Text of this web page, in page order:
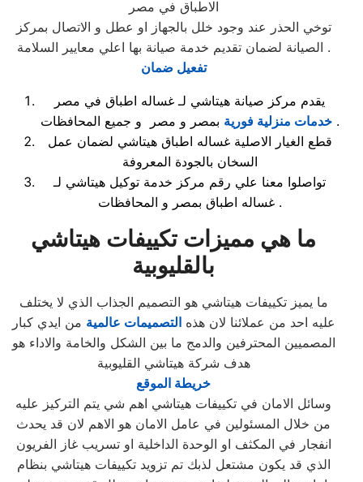
الاطباق في مصر
توخي الحذر عند وجود خلل بالجهاز او عطل و الاتصال بمركز
الصيانة لضمان تقديم خدمة صيانة بها اعلي معايير السلامة .
تفعيل ضمان
يقدم مركز صيانة هيتاشي لـ غساله اطباق في مصر
خدمات منزلية فوريةبمصر و مصر و جميع المحافظات .
قطع الغيار الاصلية غساله اطباق هيتاشي لضمان عمل
السخان بالجودة المعروفة
تواصلوا معنا علي رقم مركز خدمة توكيل هيتاشي لـ
غساله اطباق بمصر و المحافظات .
ما هي مميزات تكييفات هيتاشي
بالقليوبية
ما يميز تكييفات هيتاشي هو التصميم الجذاب الذي لا يختلف
عليه احد من عملائنا لان هذهالتصميمات عالمية من ايدي كبار
المصميين المحترفين والدمج ما بين الشكل والخامة والاداء هو
هدف شركة هيتاشي القليوبية
خريطة الموقع
وسائل الامان في تكييفات هيتاشي اهم شي يتم التركيز عليه
من خلال المسئولين في عامل الامان هو الاهم لان قد يحدث
انفجار في المكثف او الوحدة الداخلية او تسريب غاز الفريون
الذي قد يكون مشتعل لذبك تم تزويد تكييفات هيتاشي بنظام